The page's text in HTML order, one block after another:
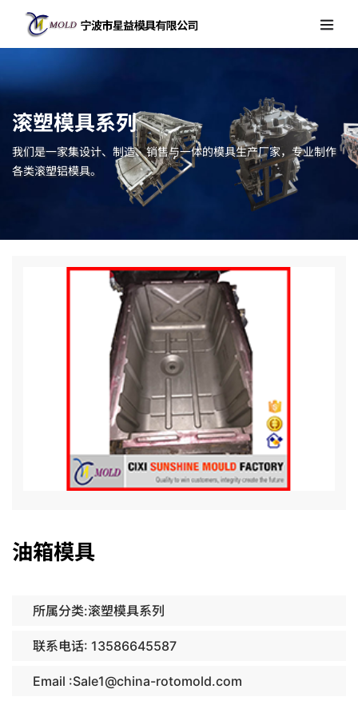
滚塑模具系列
我们是一家集设计、制造、销售与一体的模具生产厂家，专业制作
各类滚塑铝模具。
油箱模具
所属分类:滚塑模具系列
联系电话: 13586645587
Email :Sale1@china-rotomold.com